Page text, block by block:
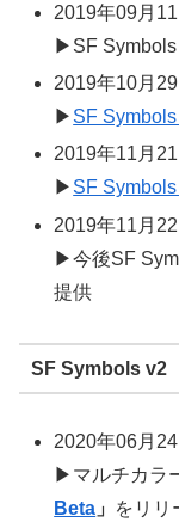
2019年09月11
▶SF Symbols
2019年10月29
▶ SF
2019年11月21
▶ SF
2019年11月22
▶今後SF
提供
SF Symbols v2
2020年06月24
▶マルチカラ
Beta 」
をリリ